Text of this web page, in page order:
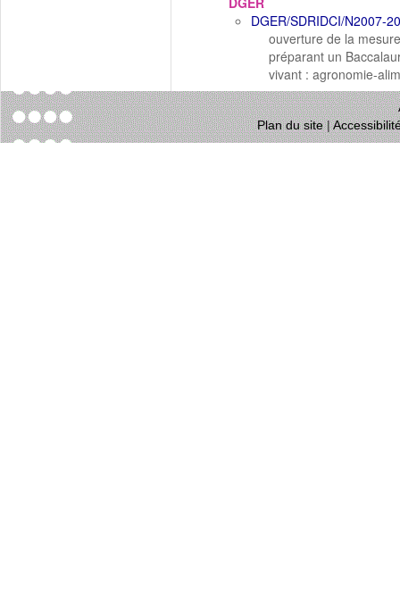
DGER/SDRIDCI/N2007-
ouverture de la
préparant un
vivant : agronomie-
Plan du site|